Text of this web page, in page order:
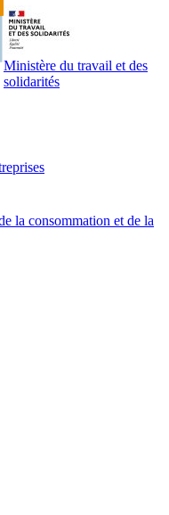
Ministère du travail et des
solidarités
la consommation et de la